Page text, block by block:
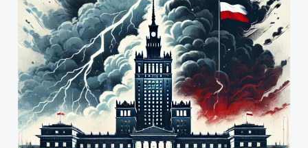
enfrentamientos
entre
el
presidente
y
el
gobierno